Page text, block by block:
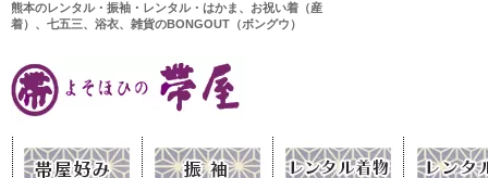
熊本のレンタル・振袖・レンタル・はかま、お祝い着（産
着）、七五三、浴衣、雑貨のBONGOUT（ボングウ）